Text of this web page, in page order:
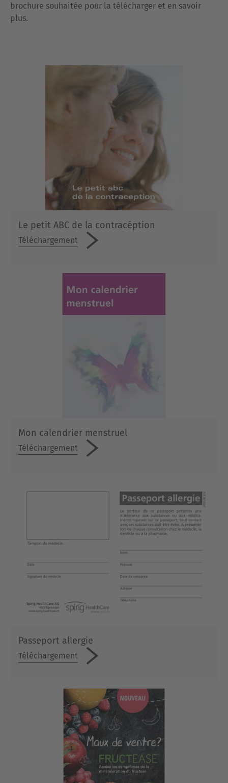
brochure souhaitée pour la télécharger et en savoir
plus.
Le petit ABC de la contracéption
Téléchargement
Mon calendrier menstruel
Téléchargement
Passeport allergie
Téléchargement